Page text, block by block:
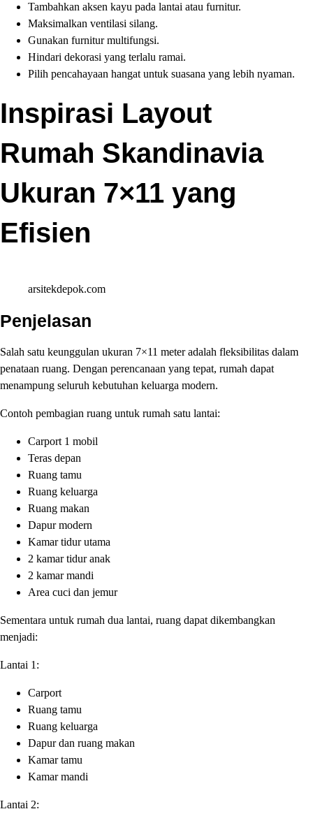
Tambahkan aksen kayu pada lantai atau furnitur.
Maksimalkan ventilasi silang.
Gunakan furnitur multifungsi.
Hindari dekorasi yang terlalu ramai.
Pilih pencahayaan hangat untuk suasana yang lebih nyaman.
Inspirasi Layout
Rumah Skandinavia
Ukuran 7×11 yang
Efisien
arsitekdepok.com
Penjelasan
Salah satu keunggulan ukuran 7×11 meter adalah fleksibilitas dalam
penataan ruang. Dengan perencanaan yang tepat, rumah dapat
menampung seluruh kebutuhan keluarga modern.
Contoh pembagian ruang untuk rumah satu lantai:
Carport 1 mobil
Teras depan
Ruang tamu
Ruang keluarga
Ruang makan
Dapur modern
Kamar tidur utama
2 kamar tidur anak
2 kamar mandi
Area cuci dan jemur
Sementara untuk rumah dua lantai, ruang dapat dikembangkan
menjadi:
Lantai 1:
Carport
Ruang tamu
Ruang keluarga
Dapur dan ruang makan
Kamar tamu
Kamar mandi
Lantai 2: